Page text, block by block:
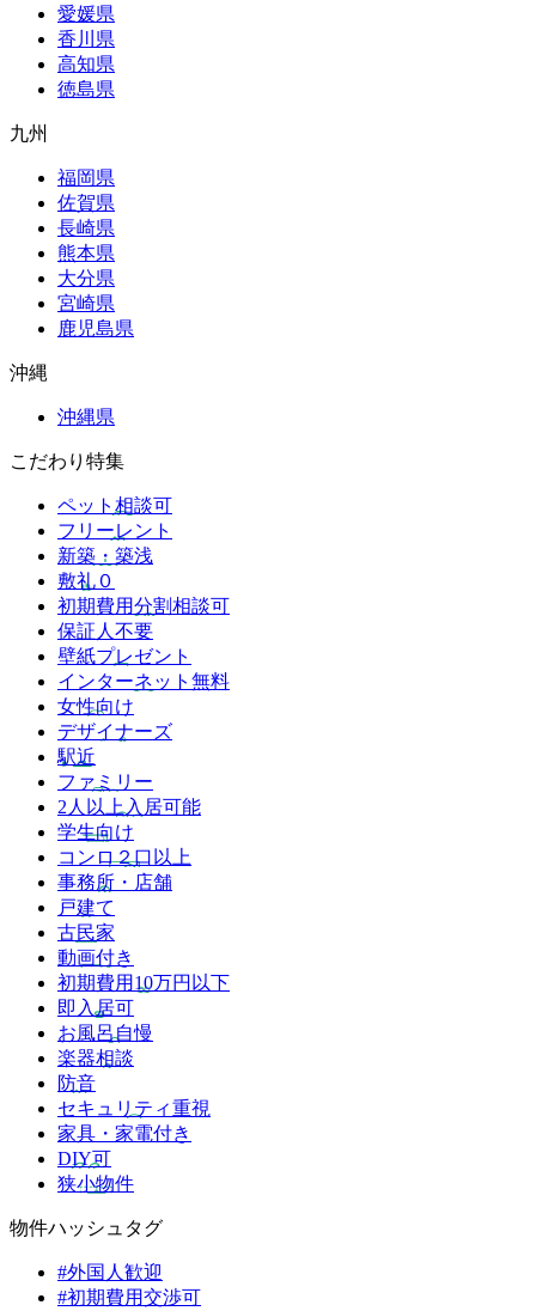
愛媛県
香川県
高知県
徳島県
九州
福岡県
佐賀県
長崎県
熊本県
大分県
宮崎県
鹿児島県
沖縄
沖縄県
こだわり特集
ペット相談可
フリーレント
新築・築浅
敷礼０
初期費用分割相談可
保証人不要
壁紙プレゼント
インターネット無料
女性向け
デザイナーズ
駅近
ファミリー
2人以上入居可能
学生向け
コンロ２口以上
事務所・店舗
戸建て
古民家
動画付き
初期費用10万円以下
即入居可
お風呂自慢
楽器相談
防音
セキュリティ重視
家具・家電付き
DIY可
狭小物件
物件ハッシュタグ
#外国人歓迎
#初期費用交渉可